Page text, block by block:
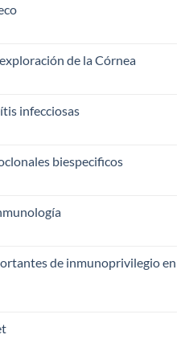
de la Córnea
infecciosas
biespecificos
de inmunoprivilegio en